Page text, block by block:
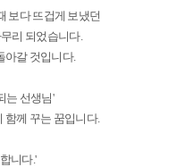
보다 뜨겁게 보냈던
리 되었습니다.
아갈 것입니다.
는 선생님'
함께 꾸는 꿈입니다.
니다.'